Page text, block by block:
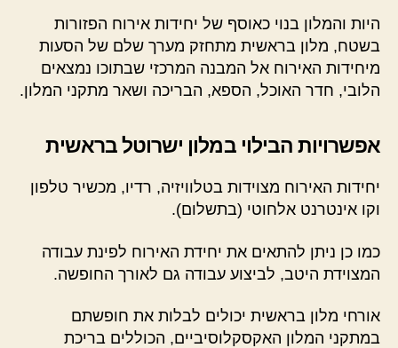
היות והמלון בנוי כאוסף של יחידות אירוח הפזורות
בשטח, מלון בראשית מתחזק מערך שלם של הסעות
מיחידות האירוח אל המבנה המרכזי שבתוכו נמצאים
הלובי, חדר האוכל, הספא, הבריכה ושאר מתקני המלון.
אפשרויות הבילוי במלון ישרוטל בראשית
יחידות האירוח מצוידות בטלוויזיה, רדיו, מכשיר טלפון
וקו אינטרנט אלחוטי (בתשלום).
כמו כן ניתן להתאים את יחידת האירוח לפינת עבודה
המצוידת היטב, לביצוע עבודה גם לאורך החופשה.
אורחי מלון בראשית יכולים לבלות את חופשתם
במתקני המלון האקסקלוסיביים, הכוללים בריכת